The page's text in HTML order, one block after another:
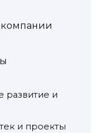
развитие и
и проекты